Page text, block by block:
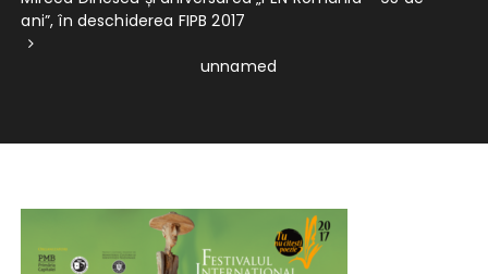
ani”, în deschiderea FIPB 2017
unnamed